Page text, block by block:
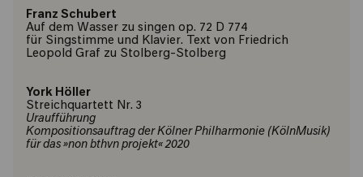
Franz Schubert
Auf dem Wasser zu singen op. 72 D 774
für Singstimme und Klavier. Text von Friedrich
Leopold Graf zu Stolberg-Stolberg
York Höller
Streichquartett Nr. 3
Uraufführung
Kompositionsauftrag der Kölner Philharmonie (KölnMusik)
für das »non bthvn projekt« 2020